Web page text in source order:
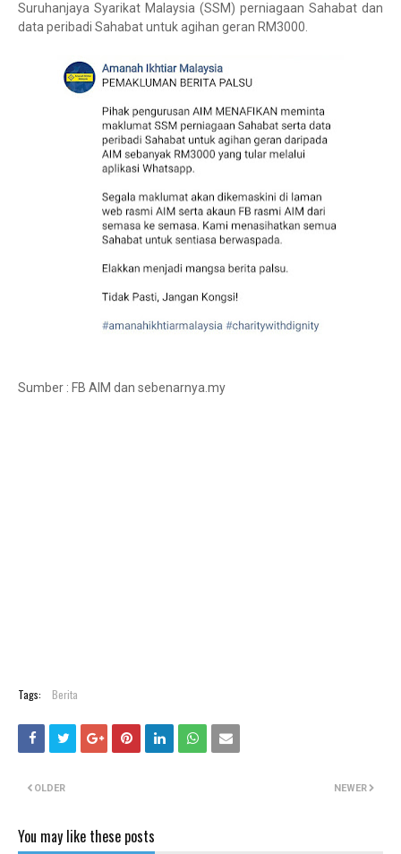
Suruhanjaya Syarikat Malaysia (SSM) perniagaan Sahabat dan
data peribadi Sahabat untuk agihan geran RM3000.
Sumber : FB AIM dan sebenarnya.my
Tags: Berita
NEWER
OLDER
You may like these posts